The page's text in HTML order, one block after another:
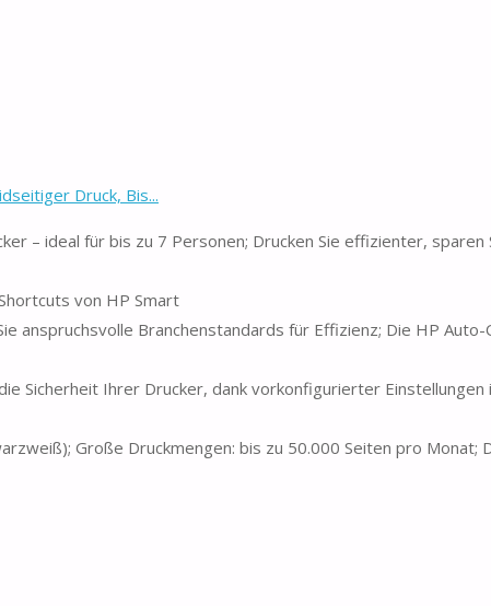
Druck, Bis...
– ideal für bis zu 7 Personen; Drucken Sie effizienter, sparen
von HP Smart
anspruchsvolle Branchenstandards für Effizienz; Die HP
Sicherheit Ihrer Drucker, dank vorkonfigurierter
Große Druckmengen: bis zu 50.000 Seiten pro Monat;